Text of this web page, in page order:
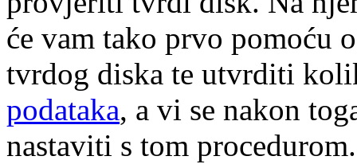
će vam tako prvo pomoću
tvrdog diska te utvrditi
podataka, a vi se nakon
nastaviti s tom procedurom.